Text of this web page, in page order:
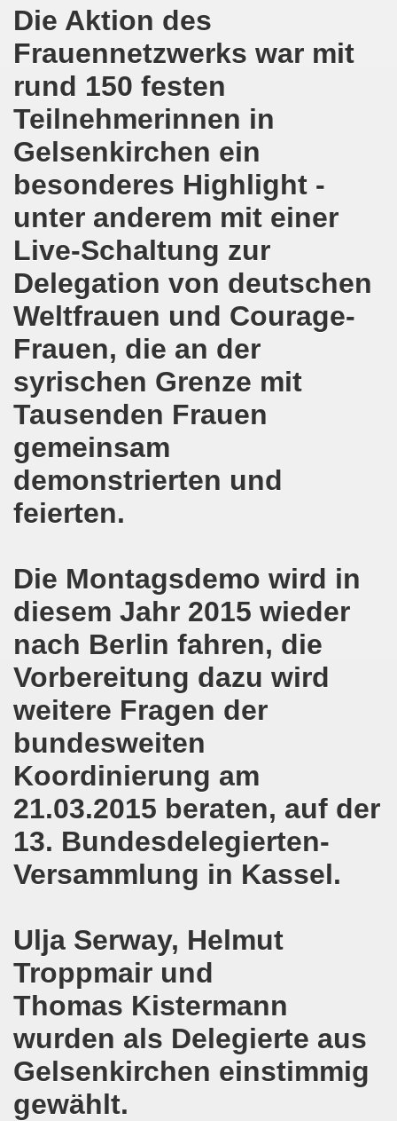
Die Aktion des
Frauennetzwerks war mit
rund 150 festen
Teilnehmerinnen in
Gelsenkirchen ein
besonderes Highlight -
unter anderem mit einer
Live-Schaltung zur
Delegation von deutschen
Weltfrauen und Courage-
Frauen, die an der
syrischen Grenze mit
Tausenden Frauen
gemeinsam
demonstrierten und
feierten.
Die Montagsdemo wird in
diesem Jahr 2015 wieder
nach Berlin fahren, die
Vorbereitung dazu wird
weitere Fragen der
bundesweiten
Koordinierung am
21.03.2015 beraten, auf der
13. Bundesdelegierten-
Versammlung in Kassel.
Ulja Serway, Helmut
Troppmair und
Thomas Kistermann
wurden als Delegierte aus
Gelsenkirchen einstimmig
gewählt.
ich (Thomas Kistermann) zur Kommunalwahl für das
und dadurch wurde bis zum heutigen Zeitpunkt im
16 Jahre Gelsenkirchener Montagsdemo-
Bewegung - Jubiläum am 10.08.2020
im Kampf um Arbeitsplätze und auch im Kampf
Bewegung reiht sich ein am 08.06.2020 in weltweite
Bewegung am 08.06.2020 im Zeichen der Solidarität
am 25.05.2020: Jetzt erst RECHT die
am 25.05.2020 - Corona-Gerecht und
- Berichte aus erster Hand am 11.05.2020
Krisenlasten auf Arbeiter, auf Erwerbslose, auf
wieder am 11.05.2020 auf der Straße -
am 19.03.2020 zur Corona-Pandemie
mahnt am 09.03.2020 an Folgen von
Kampf (offener Brief von Frank Oettler aus Halle an
Bewegung demonstriert und protestiert am
Bewegung ruft auf am 17.02.2020 zur Demonstration
Montagsdemo-Bewegung in Gelsenkirchen ins Jahr
Bewegung am 14.10.2019 mit klarer Haltung gegen
protestiert und demonstriert am 14.10.2019:
Herbstdemonstration am 03. Oktober 2019 in
am 03. Oktober 2019 in Erfurt
am 09.09.2019 in Gelsenkirchen
findet am 03.10.2019 in Erfurt statt!